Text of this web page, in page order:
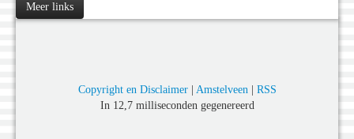
Meer links
Copyright en Disclaimer| Amstelveen| RSS
In 12,7 milliseconden gegenereerd